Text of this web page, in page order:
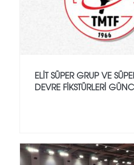
ELIT SÜPER GRUP VE
DEVRE FIKSTÜRLERI